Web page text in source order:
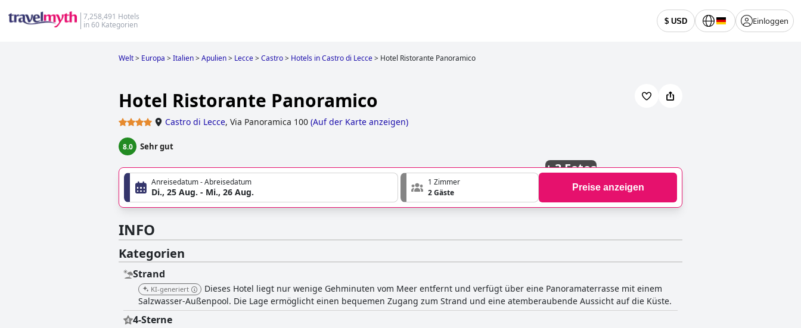
7,258,491 Hotels
in 60 Kategorien
$ USD Einloggen
Welt> Europa >Italien>Apulien> Lecce>Castro> Hotels in Castro di Lecce> Hotel Ristorante Panoramico
Hotel Ristorante Panoramico
Castro di Lecce, Via Panoramica 100 (Auf der Karte anzeigen)
8.0 Sehr gut
+3 Fotos
Anreisedatum - Abreisedatum
Di., 25 Aug. - Mi., 26 Aug.
1 Zimmer
2 Gäste
Preise anzeigen
INFO
Kategorien
Strand
KI-generiert
Dieses Hotel liegt nur wenige Gehminuten vom Meer entfernt und verfügt über eine Panoramaterrasse mit einem
Salzwasser-Außenpool. Die Lage ermöglicht einen bequemen Zugang zum Strand und eine atemberaubende Aussicht auf die Küste.
4-Sterne